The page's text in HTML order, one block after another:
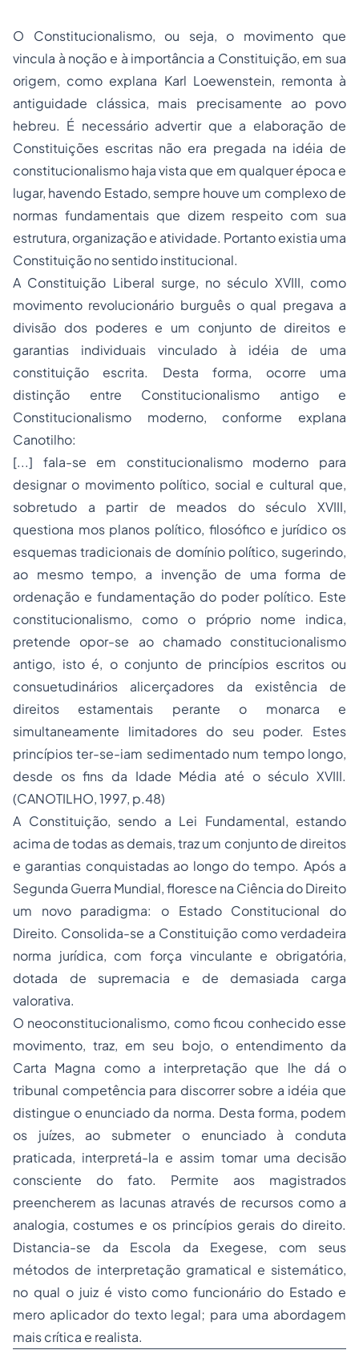
O Constitucionalismo, ou seja, o movimento que
vincula à noção e à importância a Constituição, em sua
origem, como explana Karl Loewenstein, remonta à
antiguidade clássica, mais precisamente ao povo
hebreu. É necessário advertir que a elaboração de
Constituições escritas não era pregada na idéia de
constitucionalismo haja vista que em qualquer época e
lugar, havendo Estado, sempre houve um complexo de
normas fundamentais que dizem respeito com sua
estrutura, organização e atividade. Portanto existia uma
Constituição no sentido institucional.
A Constituição Liberal surge, no século XVIII, como
movimento revolucionário burguês o qual pregava a
divisão dos poderes e um conjunto de direitos e
garantias individuais vinculado à idéia de uma
constituição escrita. Desta forma, ocorre uma
distinção entre Constitucionalismo antigo e
Constitucionalismo moderno, conforme explana
Canotilho:
[...] fala-se em constitucionalismo moderno para
designar o movimento político, social e cultural que,
sobretudo a partir de meados do século XVIII,
questiona mos planos político, filosófico e jurídico os
esquemas tradicionais de domínio político, sugerindo,
ao mesmo tempo, a invenção de uma forma de
ordenação e fundamentação do poder político. Este
constitucionalismo, como o próprio nome indica,
pretende opor-se ao chamado constitucionalismo
antigo, isto é, o conjunto de princípios escritos ou
consuetudinários alicerçadores da existência de
direitos estamentais perante o monarca e
simultaneamente limitadores do seu poder. Estes
princípios ter-se-iam sedimentado num tempo longo,
desde os fins da Idade Média até o século XVIII.
(CANOTILHO, 1997, p.48)
A Constituição, sendo a Lei Fundamental, estando
acima de todas as demais, traz um conjunto de direitos
e garantias conquistadas ao longo do tempo. Após a
Segunda Guerra Mundial, floresce na Ciência do Direito
um novo paradigma: o Estado Constitucional do
Direito. Consolida-se a Constituição como verdadeira
norma jurídica, com força vinculante e obrigatória,
dotada de supremacia e de demasiada carga
valorativa.
O neoconstitucionalismo, como ficou conhecido esse
movimento, traz, em seu bojo, o entendimento da
Carta Magna como a interpretação que lhe dá o
tribunal competência para discorrer sobre a idéia que
distingue o enunciado da norma. Desta forma, podem
os juízes, ao submeter o enunciado à conduta
praticada, interpretá-la e assim tomar uma decisão
consciente do fato. Permite aos magistrados
preencherem as lacunas através de recursos como a
analogia, costumes e os princípios gerais do direito.
Distancia-se da Escola da Exegese, com seus
métodos de interpretação gramatical e sistemático,
no qual o juiz é visto como funcionário do Estado e
mero aplicador do texto legal; para uma abordagem
mais crítica e realista.